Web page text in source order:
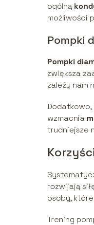
ogólną
możliwości
Pompki
Pompki
zwiększa
zależy nam
wzmacnia
trudniejsze
rozwijają
osoby,
Trening